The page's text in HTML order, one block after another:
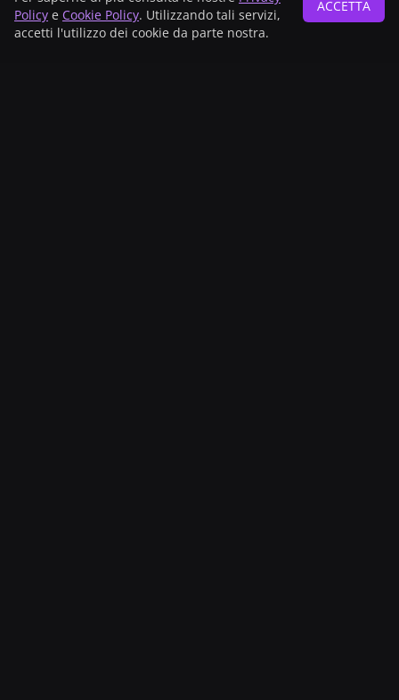
Policy e Cookie Policy. Utilizzando tali servizi,
accetti l'utilizzo dei cookie da parte nostra.
ACCETTA